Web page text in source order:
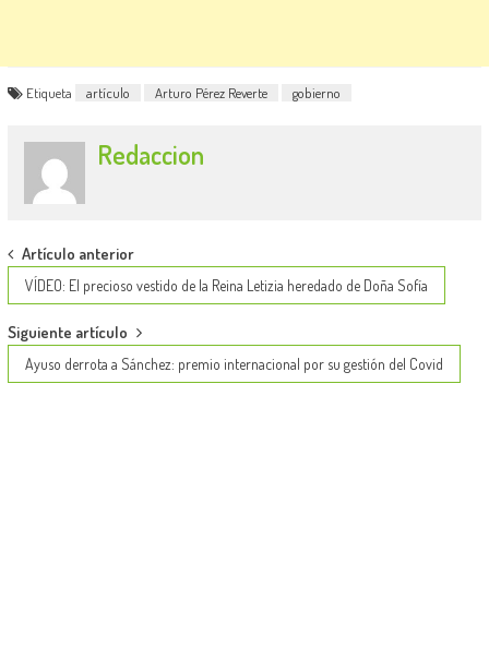
Etiqueta artículo Arturo Pérez Reverte gobierno
Redaccion
Post
navigation
Artículo anterior
VÍDEO: El precioso vestido de la Reina Letizia heredado de Doña Sofía
Siguiente artículo
Ayuso derrota a Sánchez: premio internacional por su gestión del Covid